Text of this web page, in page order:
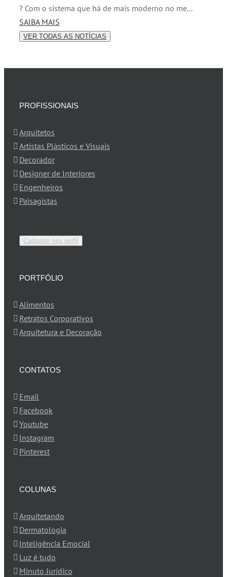
? Com o sistema que há de mais moderno no me...
SAIBA MAIS
VER TODAS AS NOTÍCIAS
PROFISSIONAIS
Arquitetos
Artistas Plásticos e Visuais
Decorador
Designer de Interiores
Engenheiros
Paisagistas
Cadastre seu perfil
PORTFÓLIO
Alimentos
Retratos Corporativos
Arquitetura e Decoração
CONTATOS
Email
Facebook
Youtube
Instagram
Pinterest
COLUNAS
Arquitetando
Dermatologia
Inteligência Emocial
Luz é tudo
Minuto Jurídico